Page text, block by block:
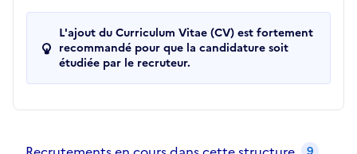
L'ajout du Curriculum Vitae (CV) est fortement
recommandé pour que la candidature soit
étudiée par le recruteur.